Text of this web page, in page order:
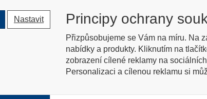
Nastavit Principy ochrany
Přizpůsobujeme se Vám na míru. Na
nabídky a produkty. Kliknutím na
zobrazení cílené reklamy na
Personalizaci a cílenou reklamu si
Tyflopomůcky
Prodej zboží pro zrakově postižené
O nás Kontakty Jak